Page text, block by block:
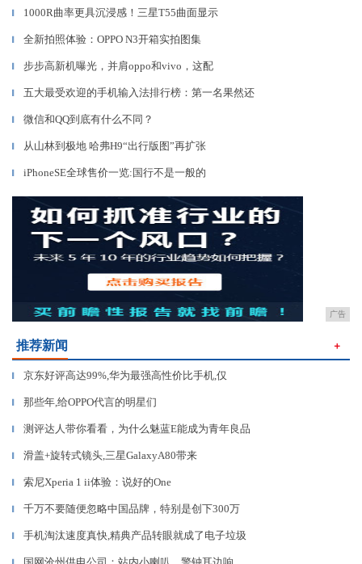
▎ 1000R曲率更具沉浸感！三星T55曲面显示
▎ 全新拍照体验：OPPO N3开箱实拍图集
▎ 步步高新机曝光，并肩oppo和vivo，这配
▎ 五大最受欢迎的手机输入法排行榜：第一名果然还
▎ 微信和QQ到底有什么不同？
▎ 从山林到极地 哈弗H9“出行版图”再扩张
▎ iPhoneSE全球售价一览:国行不是一般的
广告
推荐新闻 ＋
▎ 京东好评高达99%,华为最强高性价比手机,仅
▎ 那些年,给OPPO代言的明星们
▎ 测评达人带你看看，为什么魅蓝E能成为青年良品
▎ 滑盖+旋转式镜头,三星GalaxyA80带来
▎ 索尼Xperia 1 ii体验：说好的One
▎ 千万不要随便忽略中国品牌，特别是创下300万
▎ 手机淘汰速度真快,精典产品转眼就成了电子垃圾